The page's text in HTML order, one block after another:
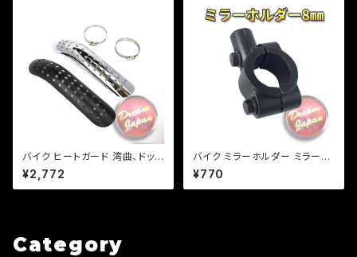
バイク ヒートガード 湾曲、ドット
タイプ 【シルバー・ブラック】 マフ
ラー 火傷防止 カスタム マフラ
ーガード バンド取り付けサイズ
¥2,772
バイク ミラーホルダー ミラーク
ランプ マウント 8mm正ネジ用/
22.2mmハンドル/ブラック/エス
トレア/SR/TW/【クリックポス
¥770
Category